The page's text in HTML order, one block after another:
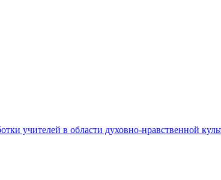
учителей в области духовно-нравственной